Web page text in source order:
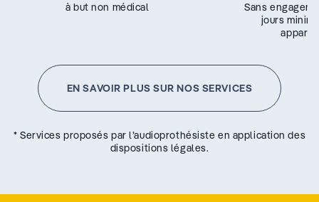
à but non médical
Sans
jours
EN SAVOIR PLUS SUR NOS SERVICES
* Services proposés par l’audioprothésiste en application des
dispositions légales.